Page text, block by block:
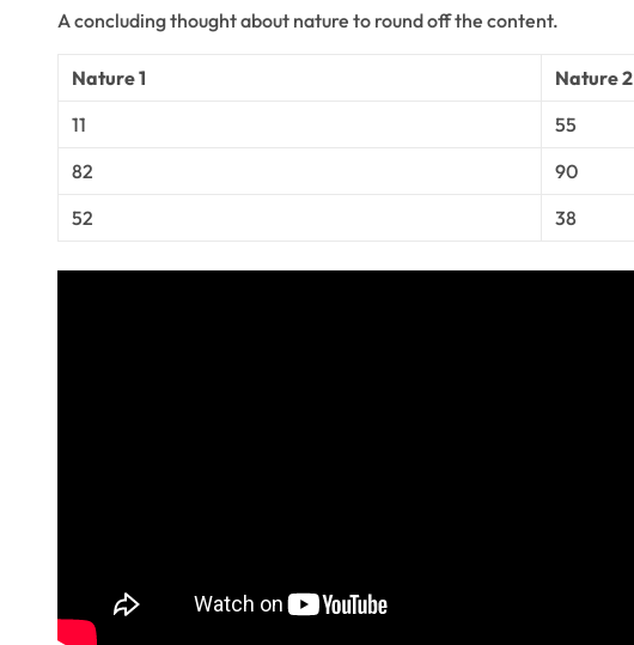
A concluding thought about nature to round off the content.
Nature 1
Nature 2
11
55
82
90
52
38